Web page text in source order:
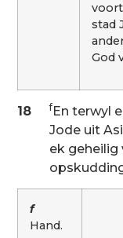
stad
God
18 fEn terwyl
Jode uit
ek geheilig
f
Hand.